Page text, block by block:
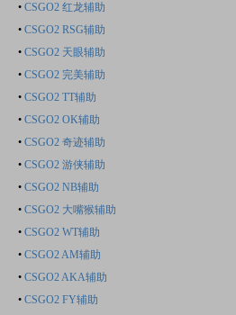
• CSGO2 红龙辅助
• CSGO2 RSG辅助
• CSGO2 天眼辅助
• CSGO2 完美辅助
• CSGO2 TT辅助
• CSGO2 OK辅助
• CSGO2 奇迹辅助
• CSGO2 游侠辅助
• CSGO2 NB辅助
• CSGO2 大嘴猴辅助
• CSGO2 WT辅助
• CSGO2 AM辅助
• CSGO2 AKA辅助
• CSGO2 FY辅助